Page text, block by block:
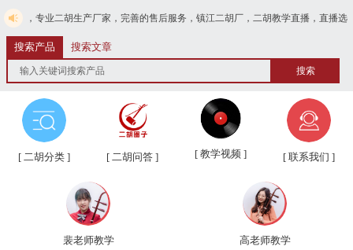
生产厂家，完善的售后服务，镇江二胡厂，二胡教学直播，直播选琴等服务。货到
搜索产品 搜索文章
[ 二胡分类 ] [ 二胡问答 ] [ 教学视频 ] [ 联系我们 ]
裴老师教学 高老师教学
第三届“汉韵杯”中老年业余二胡友...
汉韵二胡教学视频教材、新琴应知应...
汉韵二胡高老师教学视频
汉韵二胡裴老师教学视频
汉韵二胡歌曲教学视频